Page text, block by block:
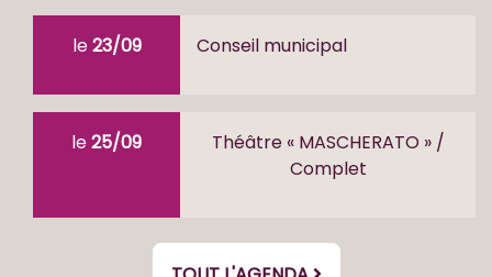
le23/09 Conseil municipal
le25/09
Théâtre « MASCHERATO » /
Complet